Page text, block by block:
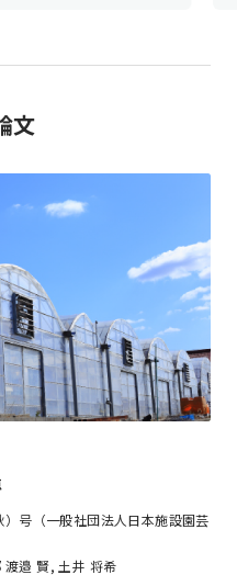
文
号（一般社団法人日本施設園芸
渡邉 賢, 土井 将希